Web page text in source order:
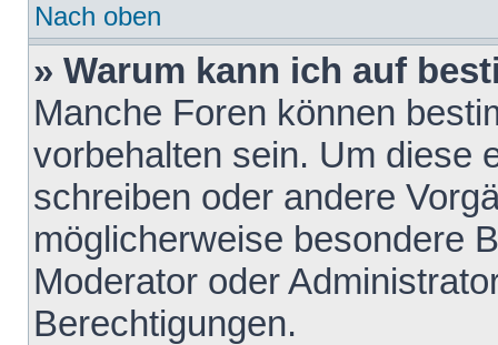
Nach oben
» Warum kann ich auf
Manche Foren können
vorbehalten sein. Um diese
schreiben oder andere
möglicherweise besondere
Moderator oder
Berechtigungen.